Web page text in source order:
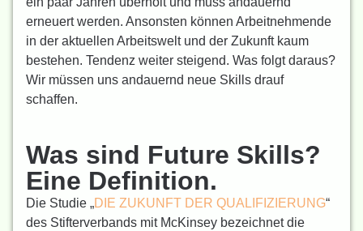
erneuert werden. Ansonsten können Arbeitnehmende
in der aktuellen Arbeitswelt und der Zukunft kaum
bestehen. Tendenz weiter steigend. Was folgt daraus?
Wir müssen uns andauernd neue Skills drauf
schaffen.
Was sind Future Skills?
Eine Definition.
Die Studie „DIE ZUKUNFT DER QUALIFIZIERUNG“
des Stifterverbands mit McKinsey bezeichnet die